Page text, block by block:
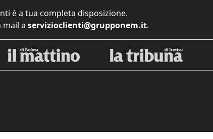
è a tua completa disposizione.
mail a servizioclienti@grupponem.it.